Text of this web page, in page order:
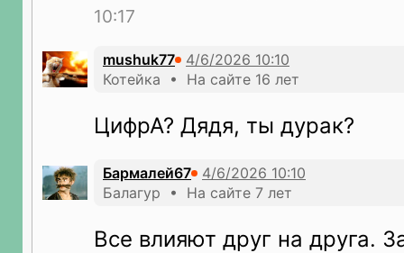
10:17
mushuk77
Котейка • На сайте 16 лет
ЦифрА? Дядя, ты дурак?
Бармалей67
Балагур • На сайте 7 лет
Все влияют друг на друга.